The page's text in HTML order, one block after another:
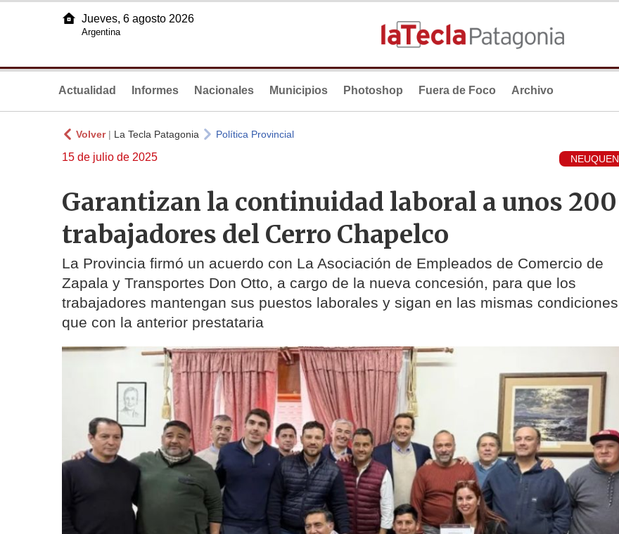
Jueves, 6 agosto 2026
Argentina
Actualidad Informes Nacionales Municipios Photoshop Fuera de Foco Archivo
Volver| La Tecla Patagonia Política Provincial
15 de julio de 2025 NEUQUEN
Garantizan la continuidad laboral a unos 200
trabajadores del Cerro Chapelco
La Provincia firmó un acuerdo con La Asociación de Empleados de Comercio de
Zapala y Transportes Don Otto, a cargo de la nueva concesión, para que los
trabajadores mantengan sus puestos laborales y sigan en las mismas condiciones
que con la anterior prestataria